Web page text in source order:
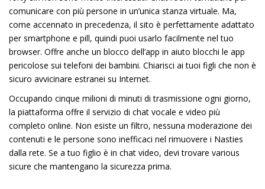
comunicare con più persone in un’unica stanza virtuale. Ma,
come accennato in precedenza, il sito è perfettamente adattato
per smartphone e pill, quindi puoi usarlo facilmente nel tuo
browser. Offre anche un blocco dell’app in aiuto blocchi le app
pericolose sui telefoni dei bambini. Chiarisci ai tuoi figli che non è
sicuro avvicinare estranei su Internet.
Occupando cinque milioni di minuti di trasmissione ogni giorno,
la piattaforma offre il servizio di chat vocale e video più
completo online. Non esiste un filtro, nessuna moderazione dei
contenuti e le persone sono inefficaci nel rimuovere i Nasties
dalla rete. Se a tuo figlio è in chat video, devi trovare various
sicure che mantengano la sicurezza prima.